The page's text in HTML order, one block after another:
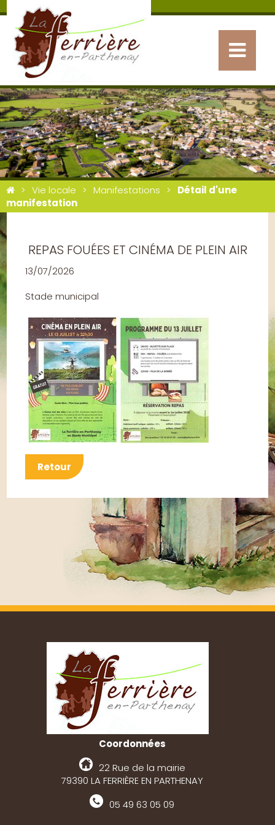
Vie locale Manifestations
Détail d'une
manifestation
REPAS FOUÉES ET CINÉMA DE PLEIN AIR
13/07/2026
Stade municipal
Retour
Coordonnées
22 Rue de la mairie
79390 LA FERRIÈRE EN PARTHENAY
05 49 63 05 09